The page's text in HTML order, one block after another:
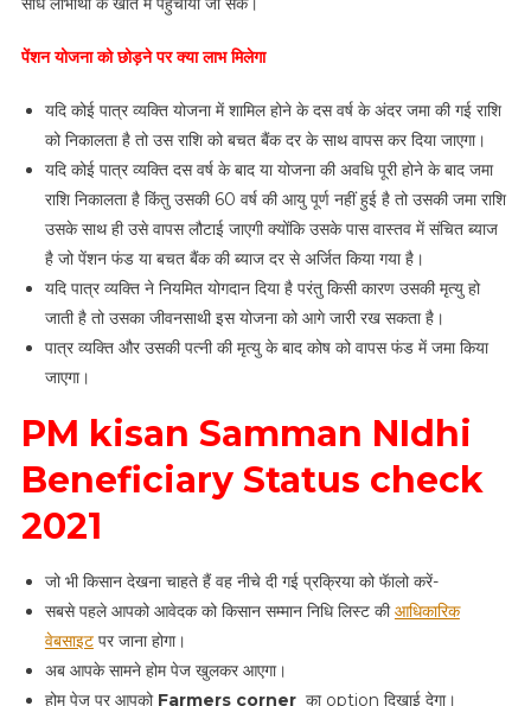
पेंशन योजना को छोड़ने पर क्या लाभ मिलेगा
यदि कोई पात्र व्यक्ति योजना में शामिल होने के दस वर्ष के अंदर जमा की गई राशि
को निकालता है तो उस राशि को बचत बैंक दर के साथ वापस कर दिया जाएगा।
यदि कोई पात्र व्यक्ति दस वर्ष के बाद या योजना की अवधि पूरी होने के बाद जमा
राशि निकालता है किंतु उसकी 60 वर्ष की आयु पूर्ण नहीं हुई है तो उसकी जमा राशि
उसके साथ ही उसे वापस लौटाई जाएगी क्योंकि उसके पास वास्तव में संचित ब्याज
है जो पेंशन फंड या बचत बैंक की ब्याज दर से अर्जित किया गया है।
यदि पात्र व्यक्ति ने नियमित योगदान दिया है परंतु किसी कारण उसकी मृत्यु हो
जाती है तो उसका जीवनसाथी इस योजना को आगे जारी रख सकता है।
पात्र व्यक्ति और उसकी पत्नी की मृत्यु के बाद कोष को वापस फंड में जमा किया
जाएगा।
PM kisan Samman NIdhi
Beneficiary Status check
2021
जो भी किसान देखना चाहते हैं वह नीचे दी गई प्रक्रिया को फॅालो करें-
सबसे पहले आपको आवेदक को किसान सम्मान निधि लिस्ट कीआधिकारिक
वेबसाइटपर जाना होगा।
अब आपके सामने होम पेज खुलकर आएगा।
होम पेज पर आपको Farmers cornerका option दिखाई देगा।